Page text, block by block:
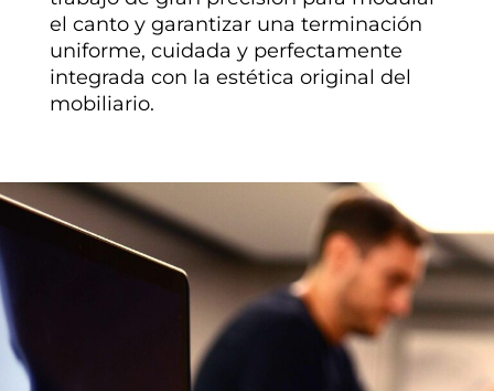
el canto y garantizar una terminación
uniforme, cuidada y perfectamente
integrada con la estética original del
mobiliario.